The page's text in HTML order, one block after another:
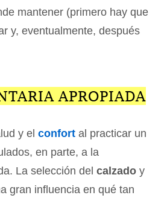
mantener (primero hay que
y, eventualmente, después
APROPIADA
y el confort al practicar un
en parte, a la
La selección del calzado y
gran influencia en qué tan